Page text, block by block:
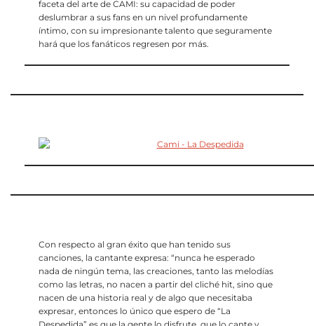
faceta del arte de CAMI: su capacidad de poder
deslumbrar a sus fans en un nivel profundamente
íntimo, con su impresionante talento que seguramente
hará que los fanáticos regresen por más.
Con respecto al gran éxito que han tenido sus
canciones, la cantante expresa: “nunca he esperado
nada de ningún tema, las creaciones, tanto las melodías
como las letras, no nacen a partir del cliché hit, sino que
nacen de una historia real y de algo que necesitaba
expresar, entonces lo único que espero de “La